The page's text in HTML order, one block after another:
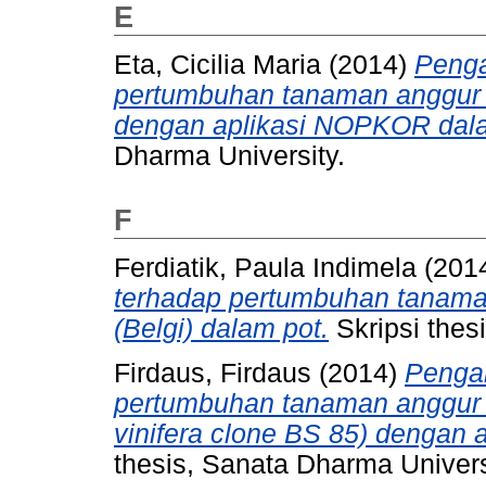
E
Eta, Cicilia Maria (2014)
pertumbuhan tanaman
dengan aplikasi NOPKOR
Dharma University.
F
Ferdiatik, Paula Indimela
terhadap pertumbuhan
(Belgi) dalam pot. Skripsi
Firdaus, Firdaus (2014)
pertumbuhan tanaman
vinifera clone BS 85) dengan
thesis, Sanata Dharma